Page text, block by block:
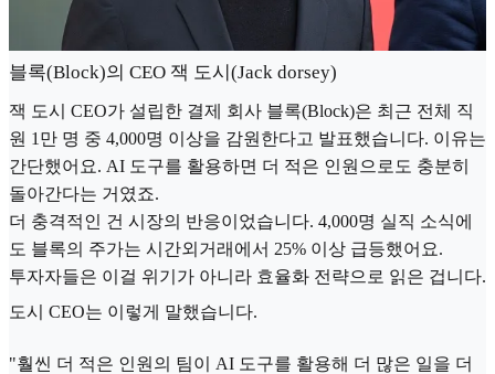
블록(Block)의 CEO 잭 도시(Jack dorsey)
잭 도시 CEO가 설립한 결제 회사 블록(Block)은 최근 전체 직
원 1만 명 중 4,000명 이상을 감원한다고 발표했습니다. 이유는
간단했어요. AI 도구를 활용하면 더 적은 인원으로도 충분히
돌아간다는 거였죠.
더 충격적인 건 시장의 반응이었습니다. 4,000명 실직 소식에
도 블록의 주가는 시간외거래에서 25% 이상 급등했어요.
투자자들은 이걸 위기가 아니라 효율화 전략으로 읽은 겁니다.
도시 CEO는 이렇게 말했습니다.
"훨씬 더 적은 인원의 팀이 AI 도구를 활용해 더 많은 일을 더